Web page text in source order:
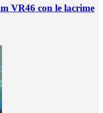
VR46 con le lacrime